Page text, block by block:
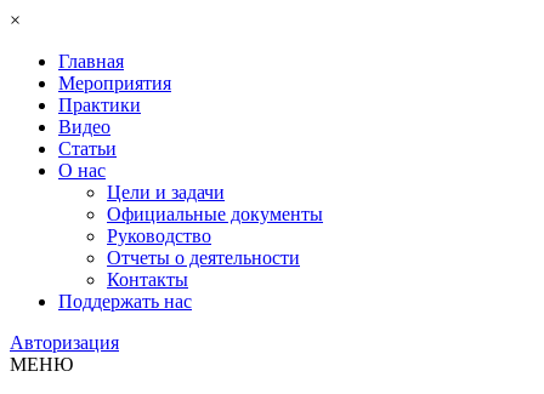
×
Главная
Мероприятия
Практики
Видео
Статьи
О нас
Цели и задачи
Официальные документы
Руководство
Отчеты о деятельности
Контакты
Поддержать нас
Авторизация
МЕНЮ